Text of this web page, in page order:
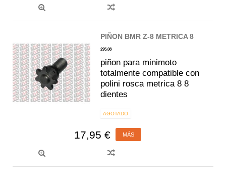
PIÑON BMR Z-8 METRICA 8
295.08
piñon para minimoto
totalmente compatible con
polini rosca metrica 8 8
dientes
AGOTADO
17,95 € MÁS